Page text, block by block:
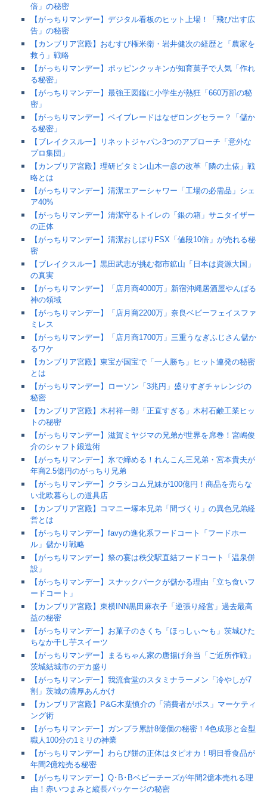
倍」の秘密
【がっちりマンデー】デジタル看板のヒット上場！「飛び出す広
告」の秘密
【カンブリア宮殿】おむすび権米衛・岩井健次の経歴と「農家を
救う」戦略
【がっちりマンデー】ポッピンクッキンが知育菓子で人気「作れ
る秘密」
【がっちりマンデー】最強王図鑑に小学生が熱狂「660万部の秘
密」
【がっちりマンデー】ベイブレードはなぜロングセラー？「儲か
る秘密」
【ブレイクスルー】リネットジャパン3つのアプローチ「意外な
プロ集団」
【カンブリア宮殿】理研ビタミン山木一彦の改革「隣の土俵」戦
略とは
【がっちりマンデー】清潔エアーシャワー「工場の必需品」シェ
ア40%
【がっちりマンデー】清潔守るトイレの「銀の箱」サニタイザー
の正体
【がっちりマンデー】清潔おしぼりFSX「値段10倍」が売れる秘
密
【ブレイクスルー】黒田武志が挑む都市鉱山「日本は資源大国」
の真実
【がっちりマンデー】「店月商4000万」新宿沖縄居酒屋やんばる
神の領域
【がっちりマンデー】「店月商2200万」奈良ベビーフェイスファ
ミレス
【がっちりマンデー】「店月商1700万」三重うなぎふじさん儲か
るワケ
【カンブリア宮殿】東宝が国宝で「一人勝ち」ヒット連発の秘密
とは
【がっちりマンデー】ローソン「3兆円」盛りすぎチャレンジの
秘密
【カンブリア宮殿】木村祥一郎「正直すぎる」木村石鹸工業ヒッ
トの秘密
【がっちりマンデー】滋賀ミヤジマの兄弟が世界を席巻！宮嶋俊
介のシャフト鍛造術
【がっちりマンデー】氷で締める！れんこん三兄弟・宮本貴夫が
年商2.5億円のがっちり兄弟
【がっちりマンデー】クラシコム兄妹が100億円！商品を売らな
い北欧暮らしの道具店
【カンブリア宮殿】コマニー塚本兄弟「間づくり」の異色兄弟経
営とは
【がっちりマンデー】favyの進化系フードコート「フードホー
ル」儲かり戦略
【がっちりマンデー】祭の宴は秩父駅直結フードコート「温泉併
設」
【がっちりマンデー】スナックパークが儲かる理由「立ち食いフ
ードコート」
【カンブリア宮殿】東横INN黒田麻衣子「逆張り経営」過去最高
益の秘密
【がっちりマンデー】お菓子のきくち「ほっしぃ〜も」茨城ひた
ちなか干し芋スイーツ
【がっちりマンデー】まるちゃん家の唐揚げ弁当「ご近所作戦」
茨城結城市のデカ盛り
【がっちりマンデー】我流食堂のスタミナラーメン「冷やしが7
割」茨城の濃厚あんかけ
【カンブリア宮殿】P&G木葉慎介の「消費者がボス」マーケティ
ング術
【がっちりマンデー】ガンプラ累計8億個の秘密！4色成形と金型
職人100分の1ミリの神業
【がっちりマンデー】わらび餅の正体はタピオカ！明日香食品が
年間2億粒売る秘密
【がっちりマンデー】Q･B･Bベビーチーズが年間2億本売れる理
由！赤いつまみと縦長パッケージの秘密